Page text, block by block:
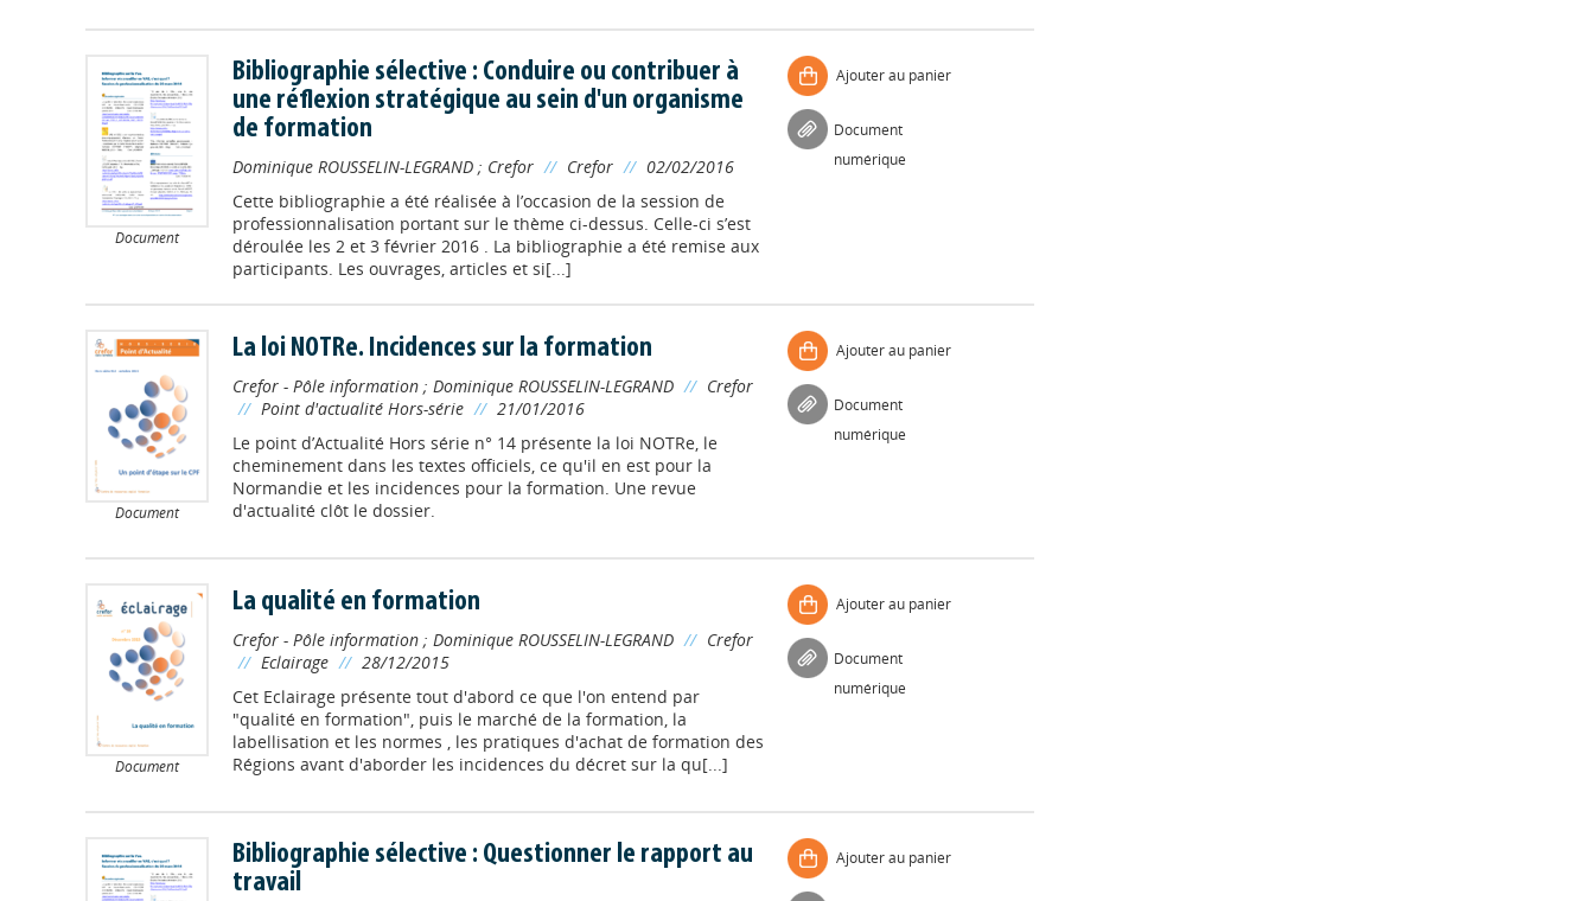
Document
Bibliographie sélective : Conduire ou contribuer à
une réflexion stratégique au sein d'un organisme
de formation
Dominique ROUSSELIN-LEGRAND; Crefor // Crefor // 02/02/2016
Cette bibliographie a été réalisée à l’occasion de la session de
professionnalisation portant sur le thème ci-dessus. Celle-ci s’est
déroulée les 2 et 3 février 2016 . La bibliographie a été remise aux
participants. Les ouvrages, articles et si[...]
Ajouter au panier
Document
numérique
Document
La loi NOTRe. Incidences sur la formation
Crefor - Pôle information; Dominique ROUSSELIN-LEGRAND // Crefor
// Point d'actualité Hors-série // 21/01/2016
Le point d’Actualité Hors série n° 14 présente la loi NOTRe, le
cheminement dans les textes officiels, ce qu'il en est pour la
Normandie et les incidences pour la formation. Une revue
d'actualité clôt le dossier.
Ajouter au panier
Document
numérique
Document
La qualité en formation
Crefor - Pôle information; Dominique ROUSSELIN-LEGRAND // Crefor
// Eclairage // 28/12/2015
Cet Eclairage présente tout d'abord ce que l'on entend par
"qualité en formation", puis le marché de la formation, la
labellisation et les normes , les pratiques d'achat de formation des
Régions avant d'aborder les incidences du décret sur la qu[...]
Ajouter au panier
Document
numérique
Bibliographie sélective : Questionner le rapport au
travail
Ajouter au panier